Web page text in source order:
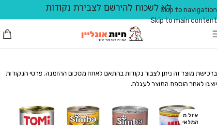
Skip to navigation
Skip to main content
לא לשכוח להירשם לצבירת נקודות
ברכישת מוצר זה ניתן לצבור נקודות בהתאם לאחוז מסכום ההזמנה. פרטי הנקודות
יוצגו לאחר הוספת המוצר לעגלה.
אזל מ
המלאי